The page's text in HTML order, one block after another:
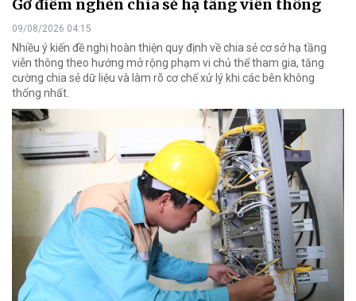
Gỡ điểm nghẽn chia sẻ hạ tầng viễn thông
09/08/2026 04:15
Nhiều ý kiến đề nghị hoàn thiện quy định về chia sẻ cơ sở hạ tầng
viễn thông theo hướng mở rộng phạm vi chủ thể tham gia, tăng
cường chia sẻ dữ liệu và làm rõ cơ chế xử lý khi các bên không
thống nhất.